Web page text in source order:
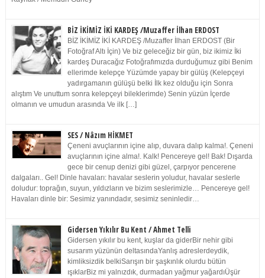
BİZ İKİMİZ İKİ KARDEŞ /Muzaffer İlhan ERDOST
BİZ İKİMİZ İKİ KARDEŞ /Muzaffer İlhan ERDOST (Bir
Fotoğraf Altı İçin) Ve biz geleceğiz bir gün, biz ikimiz İki
kardeş Duracağız Fotoğrafımızda durduğumuz gibi Benim
ellerimde kelepçe Yüzümde yapay bir gülüş (Kelepçeyi
yadırgamanın gülüşü belki İlk kez olduğu için Sonra
alıştım Ve unuttum sonra kelepçeyi bileklerimde) Senin yüzün İçerde
olmanın ve umudun arasında Ve ilk […]
SES / Nâzım HİKMET
Çeneni avuçlarının içine alıp, duvara dalıp kalma!. Çeneni
avuçlarının içine alma!. Kalk! Pencereye gel! Bak! Dışarda
gece bir cenup denizi gibi güzel, çarpıyor pencerene
dalgaları.. Gel! Dinle havaları: havalar seslerin yoludur, havalar seslerle
doludur: toprağın, suyun, yıldızların ve bizim seslerimizle… Pencereye gel!
Havaları dinle bir: Sesimiz yanındadır, sesimiz seninledir…
Gidersen Yıkılır Bu Kent / Ahmet Telli
Gidersen yıkılır bu kent, kuşlar da giderBir nehir gibi
susarım yüzünün deltasındaYanlış adreslerdeydik,
kimliksizdik belkiSarışın bir şaşkınlık olurdu bütün
ışıklarBiz mi yalnızdık, durmadan yağmur yağardıÜşür